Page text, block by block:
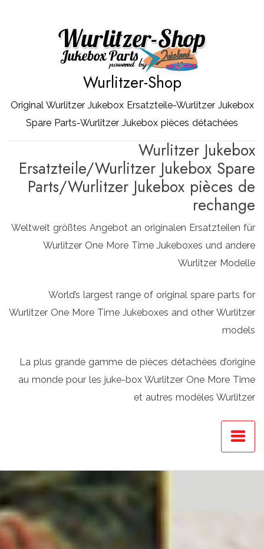
Wurlitzer-Shop
Original Wurlitzer Jukebox Ersatzteile-Wurlitzer Jukebox
Spare Parts-Wurlitzer Jukebox pièces détachées
Wurlitzer Jukebox
Ersatzteile/Wurlitzer Jukebox Spare
Parts/Wurlitzer Jukebox pièces de
rechange
Weltweit größtes Angebot an originalen Ersatzteilen für
Wurlitzer One More Time Jukeboxes und andere
Wurlitzer Modelle
World’s largest range of original spare parts for
Wurlitzer One More Time Jukeboxes and other Wurlitzer
models
La plus grande gamme de pièces détachées d’origine
au monde pour les juke-box Wurlitzer One More Time
et autres modèles Wurlitzer